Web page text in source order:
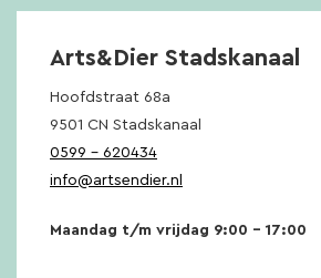
Arts&Dier Stadskanaal
Hoofdstraat 68a
9501 CN Stadskanaal
0599 – 620434
info@artsendier.nl
Maandag t/m vrijdag 9:00 – 17:00